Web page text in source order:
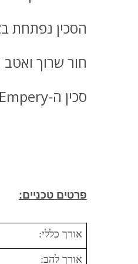
הסכין נפתחת
חור שרוך
סכין ה-Empery סנפיר לוכדת את המהות של יוקרה מאופקת בעולם ה-EDC.
פרטים טכניים:
אורך כללי:
אורך להב: